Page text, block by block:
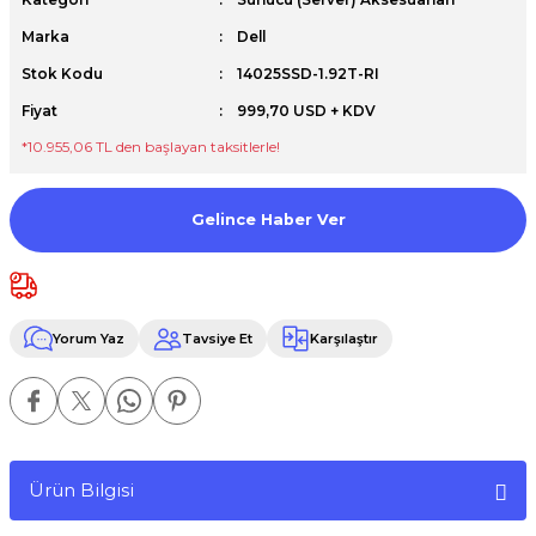
/ XPS+GPU
Marka Dell
Stok Kodu 14025SSD-1.92T-RI
Fiyat
999,70 USD + KDV
*10.955,06 TL den başlayan taksitlerle!
Gelince Haber Ver
Yorum Yaz Tavsiye Et Karşılaştır
Ürün Bilgisi